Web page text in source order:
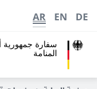
سفارة جمهورية
المنامة
DE
EN
AR